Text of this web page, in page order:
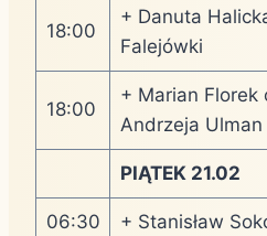
18:00
+ Danuta
Falejówki
18:00
+ Marian Florek
Andrzeja Ulman
PIĄTEK 21.02
06:30 + Stanisław